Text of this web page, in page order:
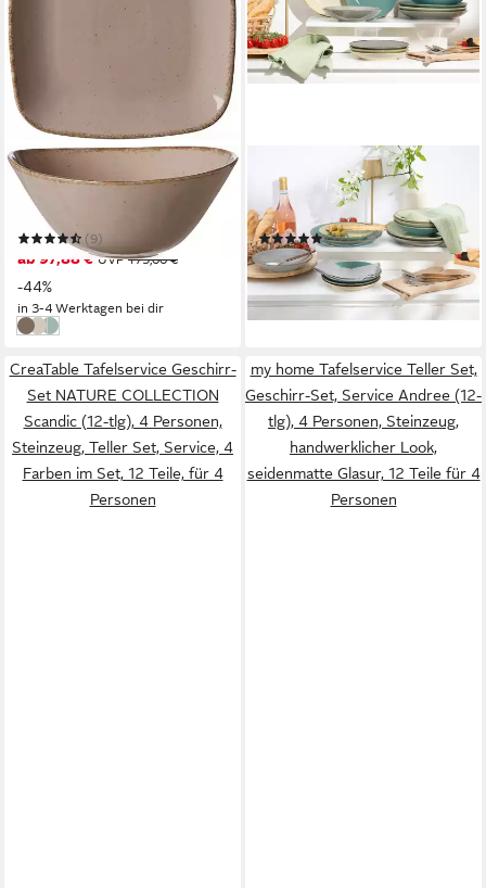
RITZENHOFF & BREKER
Tafelservice Geschirr-Set
CASA
(9)
ab 97,88 € UVP175,00 €
-44%
in 3-4 Werktagen bei dir
grau-braun
naturweiß
blau
Tafelservice Geschirr-Set
NATURE COLLECTION
(12)
ab 79,90 € UVP149,99 €
-47%
in 2-3 Werktagen bei dir
CreaTable Tafelservice Geschirr-
Set NATURE COLLECTION
Scandic (12-tlg), 4 Personen,
Steinzeug, Teller Set, Service, 4
Farben im Set, 12 Teile, für 4
Personen
my home Tafelservice Teller Set,
Geschirr-Set, Service Andree (12-
tlg), 4 Personen, Steinzeug,
handwerklicher Look,
seidenmatte Glasur, 12 Teile für 4
Personen